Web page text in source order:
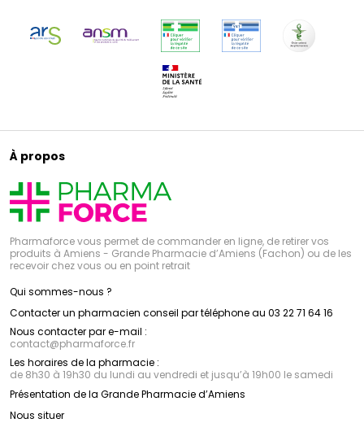
À propos
Pharmaforce vous permet de commander en ligne, de retirer vos
produits à Amiens - Grande Pharmacie d’Amiens (Fachon) ou de les
recevoir chez vous ou en point retrait
Qui sommes-nous ?
Contacter un pharmacien conseil par téléphone au 03 22 71 64 16
Nous contacter par e-mail :
contact@pharmaforce.fr
Les horaires de la pharmacie :
de 8h30 à 19h30 du lundi au vendredi et jusqu’à 19h00 le samedi
Présentation de la Grande Pharmacie d’Amiens
Nous situer